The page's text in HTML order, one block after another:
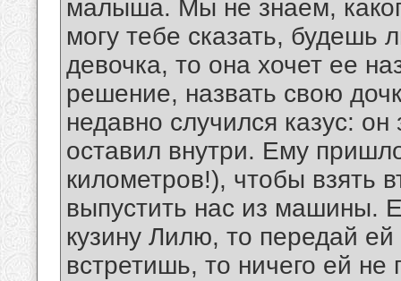
малыша. Мы не знаем,
могу тебе сказать, будешь
девочка, то она хочет еe
решение, назвать свою
недавно случился казус:
оставил внутри. Ему
километров!), чтобы взять
выпустить нас из машины.
кузину Лилю, то передай
встретишь, то ничего ей